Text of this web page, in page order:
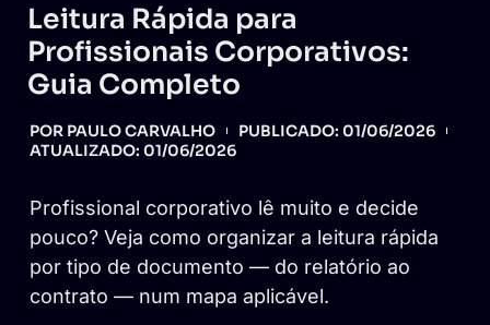
Leitura Rápida para
Profissionais Corporativos:
Guia Completo
POR PAULO CARVALHO PUBLICADO: 01/06/2026
ATUALIZADO: 01/06/2026
Profissional corporativo lê muito e decide
pouco? Veja como organizar a leitura rápida
por tipo de documento — do relatório ao
contrato — num mapa aplicável.